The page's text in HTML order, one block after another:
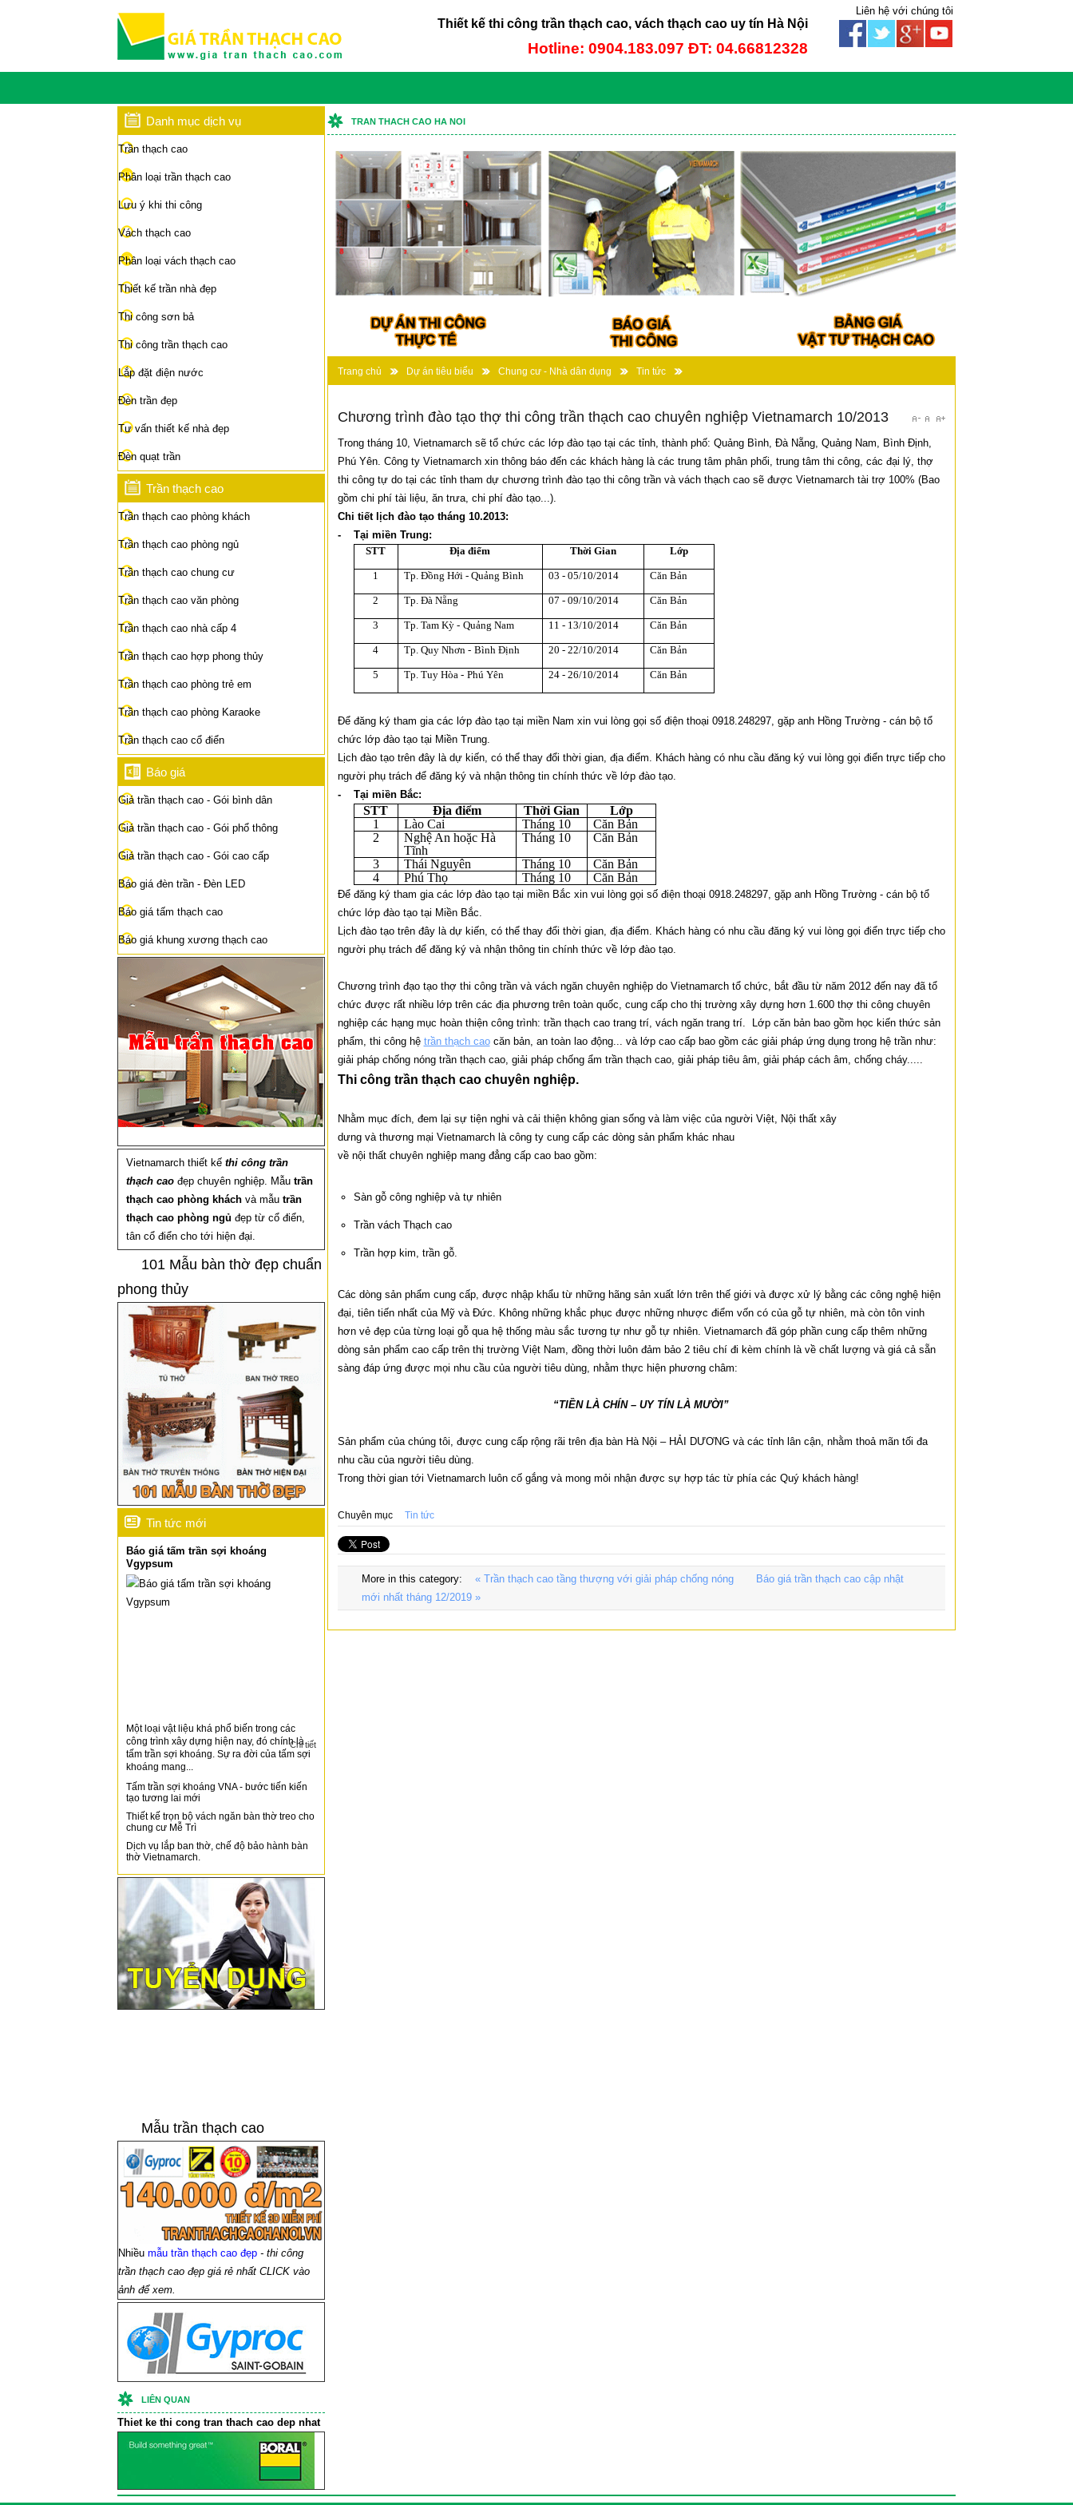
Thiết kế thi công trần thạch cao, vách thạch cao uy tín Hà Nội
Hotline: 0904.183.097 ĐT: 04.66812328
Liên hệ với chúng tôi
Danh mục dịch vụ
Trần thạch cao
Phân loại trần thạch cao
Lưu ý khi thi công
Vách thạch cao
Phân loại vách thạch cao
Thiết kế trần nhà đẹp
Thi công sơn bả
Thi công trần thạch cao
Lắp đặt điện nước
Đèn trần đẹp
Tư vấn thiết kế nhà đẹp
Đèn quạt trần
Trần thạch cao
Trần thạch cao phòng khách
Trần thạch cao phòng ngủ
Trần thạch cao chung cư
Trần thạch cao văn phòng
Trần thạch cao nhà cấp 4
Trần thạch cao hợp phong thủy
Trần thạch cao phòng trẻ em
Trần thạch cao phòng Karaoke
Trần thạch cao cổ điển
Báo giá
Giá trần thạch cao - Gói bình dân
Giá trần thạch cao - Gói phổ thông
Giá trần thạch cao - Gói cao cấp
Báo giá đèn trần - Đèn LED
Báo giá tấm thạch cao
Báo giá khung xương thạch cao
Vietnamarch thiết kế thi công trần
thạch cao đẹp chuyên nghiệp. Mẫu trần
thạch cao phòng khách và mẫu trần
thạch cao phòng ngủ đẹp từ cổ điển,
tân cổ điển cho tới hiện đại.
101 Mẫu bàn thờ đẹp chuẩn
phong thủy
Tin tức mới
Báo giá tấm trần sợi khoáng
Vgypsum
Một loại vật liệu khá phổ biến trong các
công trình xây dựng hiện nay, đó chính là
tấm trần sợi khoáng. Sự ra đời của tấm sợi
khoáng mang...
Chi tiết
Tấm trần sợi khoáng VNA - bước tiến kiến
tạo tương lai mới
Thiết kế trọn bộ vách ngăn bàn thờ treo cho
chung cư Mễ Trì
Dịch vụ lắp ban thờ, chế độ bảo hành bàn
thờ Vietnamarch.
Mẫu trần thạch cao
Nhiều mẫu trần thạch cao đẹp - thi công
trần thạch cao đẹp giá rẻ nhất CLICK vào
ảnh để xem.
LIÊN QUAN
Thiet ke thi cong tran thach cao dep nhat
TRAN THACH CAO HA NOI
Trang chủ Dự án tiêu biểu Chung cư - Nhà dân dụng Tin tức
Chương trình đào tạo thợ thi công trần thạch cao chuyên nghiệp Vietnamarch 10/2013
Trong tháng 10, Vietnamarch sẽ tổ chức các lớp đào tạo tại các tỉnh, thành phố: Quảng Bình, Đà Nẵng, Quảng Nam, Bình Định,
Phú Yên. Công ty Vietnamarch xin thông báo đến các khách hàng là các trung tâm phân phối, trung tâm thi công, các đại lý, thợ
thi công tự do tại các tỉnh tham dự chương trình đào tạo thi công trần và vách thạch cao sẽ được Vietnamarch tài trợ 100% (Bao
gồm chi phí tài liệu, ăn trưa, chi phí đào tạo...).
Chi tiết lịch đào tạo tháng 10.2013:
- Tại miền Trung:
STT
Địa điểm Thời Gian Lớp
1 Tp. Đồng Hới -Quảng Bình 03 -05/10/2014 Căn Bản
2 Tp. Đà Nẵng 07 -09/10/2014 Căn Bản
3 Tp. Tam Kỳ - Quảng Nam 11 -13/10/2014 Căn Bản
4 Tp. Quy Nhơn - Bình Định 20 -22/10/2014 Căn Bản
5 Tp. Tuy Hòa - Phú Yên 24 -26/10/2014 Căn Bản
Để đăng ký tham gia các lớp đào tạo tại miền Nam xin vui lòng gọi số điện thoại 0918.248297, gặp anh Hồng Trường - cán bộ tổ
chức lớp đào tạo tại Miền Trung.
Lịch đào tạo trên đây là dự kiến, có thể thay đổi thời gian, địa điểm. Khách hàng có nhu cầu đăng ký vui lòng gọi điển trực tiếp cho
người phụ trách để đăng ký và nhận thông tin chính thức về lớp đào tạo.
- Tại miền Bắc:
STT Địa điểm Thời Gian
Lớp
1
Lào Cai Tháng 10
Căn Bản
2
Nghệ An hoặc Hà
Tĩnh
Tháng 10
Căn Bản
3
Thái Nguyên Tháng 10
Căn Bản
4
Phú Thọ Tháng 10 Căn Bản
Để đăng ký tham gia các lớp đào tạo tại miền Bắc xin vui lòng gọi số điện thoại 0918.248297, gặp anh Hồng Trường - cán bộ tổ
chức lớp đào tạo tại Miền Bắc.
Lịch đào tạo trên đây là dự kiến, có thể thay đổi thời gian, địa điểm. Khách hàng có nhu cầu đăng ký vui lòng gọi điển trực tiếp cho
người phụ trách để đăng ký và nhận thông tin chính thức về lớp đào tạo.
Chương trình đạo tạo thợ thi công trần và vách ngăn chuyên nghiệp do Vietnamarch tổ chức, bắt đầu từ năm 2012 đến nay đã tổ
chức được rất nhiều lớp trên các địa phương trên toàn quốc, cung cấp cho thị trường xây dựng hơn 1.600 thợ thi công chuyên
nghiệp các hạng mục hoàn thiện công trình: trần thạch cao trang trí, vách ngăn trang trí. Lớp căn bản bao gồm học kiến thức sản
phẩm, thi công hệ trần thạch caocăn bản, an toàn lao động... và lớp cao cấp bao gồm các giải pháp ứng dụng trong hệ trần như:
giải pháp chống nóng trần thạch cao, giải pháp chống ẩm trần thạch cao, giải pháp tiêu âm, giải pháp cách âm, chống cháy.....
Thi công trần thạch cao chuyên nghiệp.
Nhằm mục đích, đem lại sự tiện nghi và cải thiện không gian sống và làm việc của người Việt, Nội thất xây
dưng và thương mại Vietnamarch là công ty cung cấp các dòng sản phẩm khác nhau
về nội thất chuyên nghiệp mang đẳng cấp cao bao gồm:
Sàn gỗ công nghiệp và tự nhiên
Trần vách Thạch cao
Trần hợp kim, trần gỗ.
Các dòng sản phẩm cung cấp, được nhập khẩu từ những hãng sản xuất lớn trên thế giới và được xử lý bằng các công nghệ hiện
đại, tiên tiến nhất của Mỹ và Đức. Không những khắc phục được những nhược điểm vốn có của gỗ tự nhiên, mà còn tôn vinh
hơn vẻ đẹp của từng loại gỗ qua hệ thống màu sắc tương tự như gỗ tự nhiên. Vietnamarch đã góp phần cung cấp thêm những
dòng sản phẩm cao cấp trên thị trường Việt Nam, đồng thời luôn đảm bảo 2 tiêu chí đi kèm chính là về chất lượng và giá cả sẵn
sàng đáp ứng được mọi nhu cầu của người tiêu dùng, nhằm thực hiện phương châm:
“TIỀN LÀ CHÍN – UY TÍN LÀ MƯỜI”
Sản phẩm của chúng tôi, được cung cấp rộng rãi trên địa bàn Hà Nội – HẢI DƯƠNG và các tỉnh lân cận, nhằm thoả mãn tối đa
nhu cầu của người tiêu dùng.
Trong thời gian tới Vietnamarch luôn cố gắng và mong mỏi nhận được sự hợp tác từ phía các Quý khách hàng!
Chuyên mục Tin tức
More in this category: « Trần thạch cao tầng thượng với giải pháp chống nóng
Báo giá trần thạch cao cập nhật
mới nhất tháng 12/2019 »